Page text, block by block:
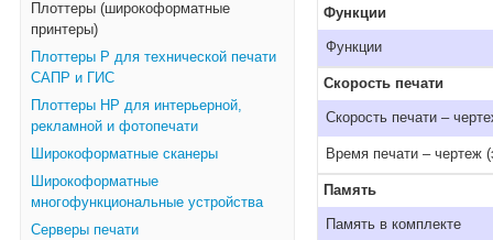
Плоттеры (широкоформатные
принтеры)
Плоттеры Р для технической печати
САПР и ГИС
Плоттеры НР для интерьерной,
рекламной и фотопечати
Широкоформатные сканеры
Широкоформатные
многофункциональные устройства
Серверы печати
Функции
Функции
Скорость печати
Скорость печати –
Время печати – чертеж
Память
Память в комплекте